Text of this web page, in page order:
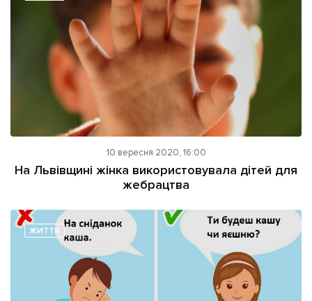
10 вересня 2020, 16:00
На Львівщині жінка використовувала дітей для
жебрацтва
ЖИТТЯ